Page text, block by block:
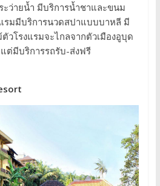
ะว่ายน้ำ มีบริการน้ำชาและขนม
รมมีบริการนวดสปาแบบบาหลี มี
วโรงแรมจะไกลจากตัวเมืองอูบุด
ต่มีบริการรถรับ-ส่งฟรี